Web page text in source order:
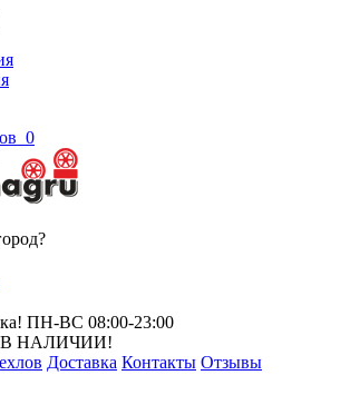
0
?
ПН-ВС 08:00-23:00
- В НАЛИЧИИ!
Доставка Контакты Отзывы